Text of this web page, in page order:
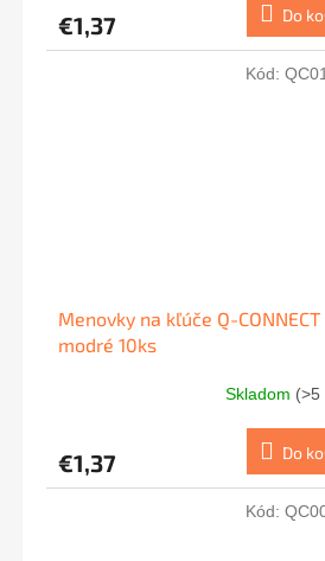
€1,37 Do
Menovky na kľúče Q-CONNECT
modré 10ks
Skladom (>5
€1,37 Do
Kód:
Kód: